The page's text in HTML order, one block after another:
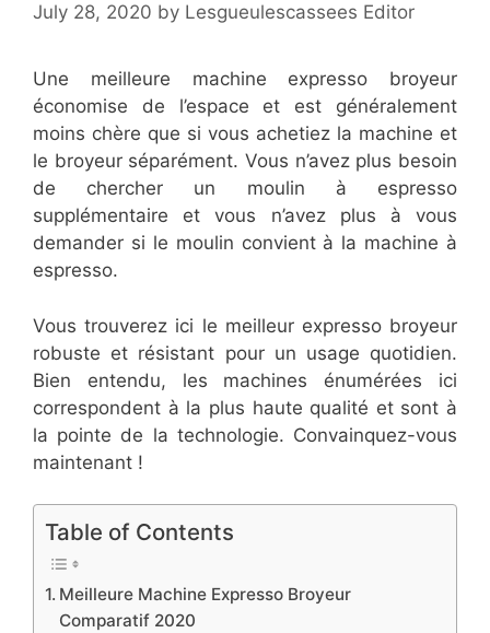
July 28, 2020 by Lesgueulescassees Editor
Une meilleure machine expresso broyeur
économise de l’espace et est généralement
moins chère que si vous achetiez la machine et
le broyeur séparément. Vous n’avez plus besoin
de chercher un moulin à espresso
supplémentaire et vous n’avez plus à vous
demander si le moulin convient à la machine à
espresso.
Vous trouverez ici le meilleur expresso broyeur
robuste et résistant pour un usage quotidien.
Bien entendu, les machines énumérées ici
correspondent à la plus haute qualité et sont à
la pointe de la technologie. Convainquez-vous
maintenant !
Table of Contents
Meilleure Machine Expresso Broyeur
Comparatif 2020